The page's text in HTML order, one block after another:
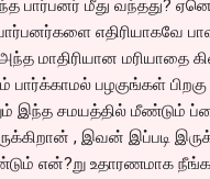
பார்பனர் மீது வந்தது?
எதிரியாகவே
மாதிரியான மரியாதை
பார்க்காமல் பழகுங்கள்
இந்த சமயத்தில் மீண்டும்
, இவன் இப்படி
என்?று உதாரணமாக